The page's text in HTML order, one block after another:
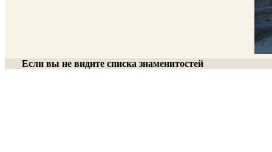
Если вы не видите списка знаменитостей